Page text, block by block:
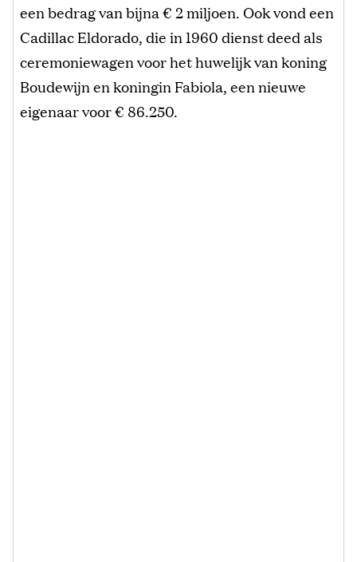
een bedrag van bijna € 2 miljoen. Ook vond een
Cadillac Eldorado, die in 1960 dienst deed als
ceremoniewagen voor het huwelijk van koning
Boudewijn en koningin Fabiola, een nieuwe
eigenaar voor € 86.250.